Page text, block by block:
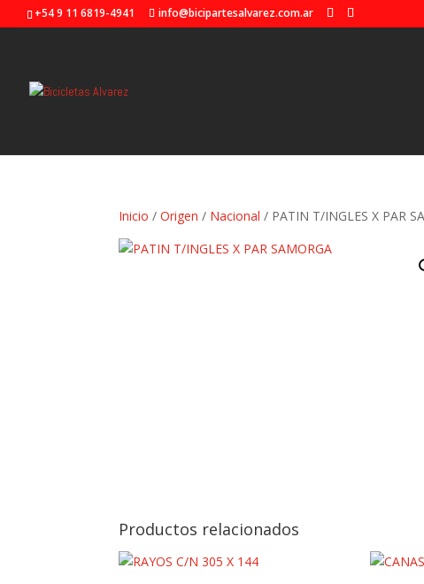
+54 9 11 6819-4941 info@bicipartesalvarez.com.ar
Inicio /Origen / Nacional / PATIN T/INGLES X PAR
Productos relacionados